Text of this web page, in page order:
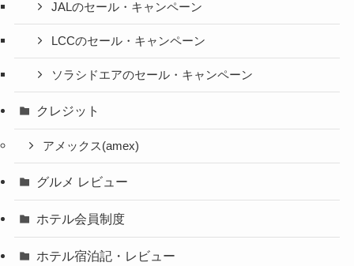
JALのセール・キャンペーン
LCCのセール・キャンペーン
ソラシドエアのセール・キャンペーン
クレジット
アメックス(amex)
グルメ レビュー
ホテル会員制度
ホテル宿泊記・レビュー